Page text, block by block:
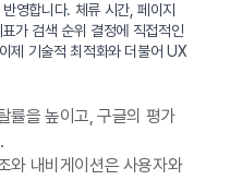
영합니다. 체류 시간, 페이지
가 검색 순위 결정에 직접적인
제 기술적 최적화와 더불어 UX
률을 높이고, 구글의 평가
와 내비게이션은 사용자와